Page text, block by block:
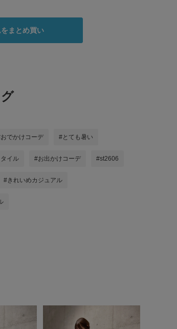
まとめ買い
でかけコーデ #とても暑い
イル #お出かけコーデ #st2606
#きれいめカジュアル